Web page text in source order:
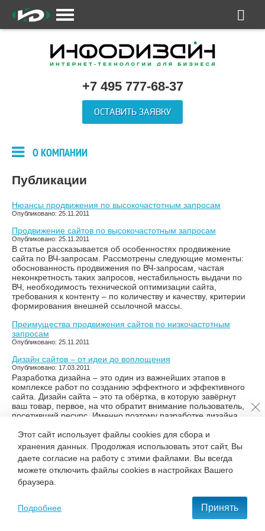
+7 495 777-68-37
ОСТАВИТЬ ЗАЯВКУ
О КОМПАНИИ
Публикации
Нюансы продвижения по высокочастотным запросам
Опубликовано: 25.11.2011
Продвижение сайтов по высокочастотным запросам
Опубликовано: 25.11.2011
В статье рассказывается об особенностях продвижение
сайта по ВЧ-запросам. Рассмотрены следующие моменты:
обоснованность продвижения по ВЧ-запросам, частая
неконкретность таких запросов, нестабильность выдачи по
ВЧ, необходимость технической оптимизации сайта,
требования к контенту – по количеству и качеству, критерии
формирования внешней ссылочной массы.
Преимущества продвижения сайтов по низкочастотным
запросам
Опубликовано: 25.11.2011
Дизайн сайтов – от идеи до воплощения
Опубликовано: 17.03.2011
Разработка дизайна – это один из важнейших этапов в
комплексе работ по созданию эффектного и эффективного
сайта. Дизайн сайта – это та обёртка, в которую завёрнут
ваш товар, первое, на что обратит внимание пользователь,
посетивший ресурс. Именно поэтому разработке дизайна
Создание сайтов
Опубликовано: 17.03.2011
Представительство компании в сети позволяет значительно
увеличить число клиентов и партнёров. Кроме того, Интернет
– это отличное средство для рекламной поддержки вашего
Разработка сайтов в Москве
Этот сайт использует файлы cookies для сбора и
хранения данных. Продолжая использовать этот сайт, Вы
даете согласие на работу с этими файлами. Вы всегда
можете отключить файлы cookies в настройках Вашего
браузера.
Подробнее Принять